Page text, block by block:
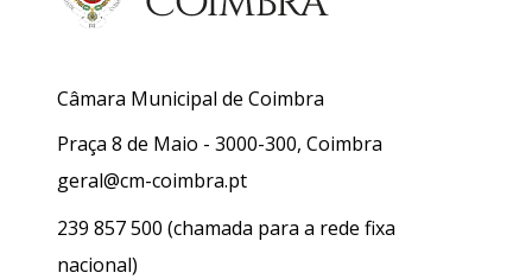
Câmara Municipal de Coimbra
Praça 8 de Maio - 3000-300, Coimbra
geral@cm-coimbra.pt
239 857 500 (chamada para a rede fixa
nacional)